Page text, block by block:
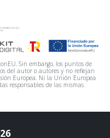
Sin embargo, los puntos de
del autor o autores y no reflejan
Europea. Ni la Unión Europea
responsables de las mismas